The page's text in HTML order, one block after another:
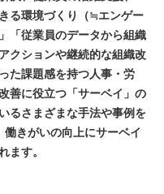
る環境づくり（≒エンゲー
「従業員のデータから組織
クションや継続的な組織改
た課題感を持つ人事・労
善に役立つ「サーベイ」の
るさまざまな手法や事例を
きがいの向上にサーベイ
ます。